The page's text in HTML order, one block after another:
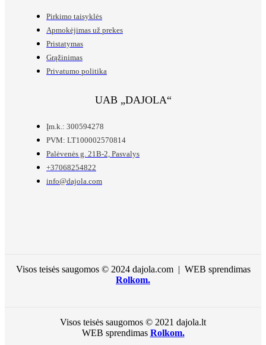
Pirkimo taisyklės
Apmokėjimas už prekes
Pristatymas
Grąžinimas
Privatumo politika
UAB „DAJOLA“
Įm.k.: 300594278
PVM: LT100002570814
Palėvenės g. 21B-2, Pasvalys
+37068254822
info@dajola.com
Visos teisės saugomos © 2024 dajola.com | WEB sprendimas
Rolkom.
Visos teisės saugomos © 2021 dajola.lt
WEB sprendimas Rolkom.